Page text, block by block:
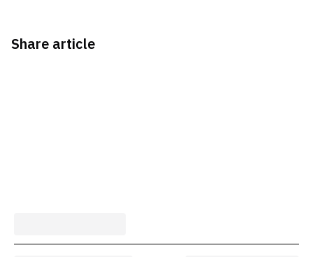
Share article